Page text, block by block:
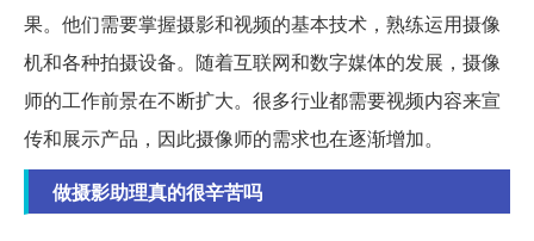
果。他们需要掌握摄影和视频的基本技术，熟练运用摄像
机和各种拍摄设备。随着互联网和数字媒体的发展，摄像
师的工作前景在不断扩大。很多行业都需要视频内容来宣
传和展示产品，因此摄像师的需求也在逐渐增加。
做摄影助理真的很辛苦吗